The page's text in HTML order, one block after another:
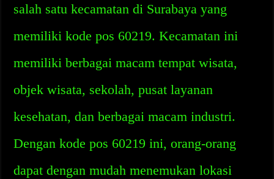
salah satu kecamatan di Surabaya yang
memiliki kode pos 60219. Kecamatan ini
memiliki berbagai macam tempat wisata,
objek wisata, sekolah, pusat layanan
kesehatan, dan berbagai macam industri.
Dengan kode pos 60219 ini, orang-orang
dapat dengan mudah menemukan lokasi